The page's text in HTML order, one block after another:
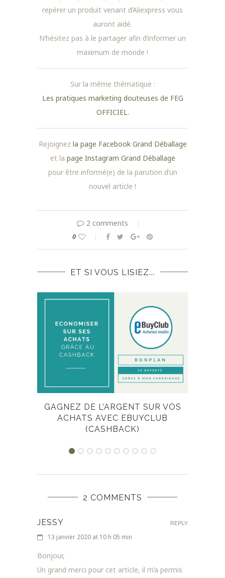
repérer un produit venant d’Aliexpress vous
auront aidé.
N’hésitez pas à le partager afin d’informer un
maximum de monde !
Sur la même thématique :
Les pratiques marketing douteuses de FEG
OFFICIEL.
Rejoignez la page Facebook Grand Déballage
et la page Instagram Grand Déballage
pour être informé(e) de la parution d’un
nouvel article !
2 comments
0
ET SI VOUS LISIEZ...
GAGNEZ DE L’ARGENT SUR VOS
ACHATS AVEC EBUYCLUB
(CASHBACK)
2 COMMENTS
JESSY
13 janvier 2020 at 10 h 05 min
Bonjour,
Un grand merci pour cet article, il m’a permis
REPLY